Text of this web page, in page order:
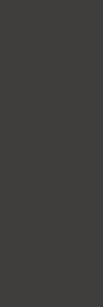
Bos
ontwikkelt
Van
tot
een plek
en
in op